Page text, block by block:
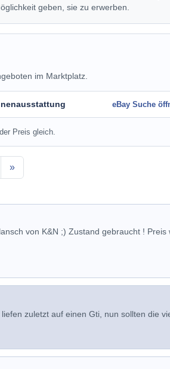
geben, sie zu erwerben.
im Marktplatz.
eBay Suche
Preis gleich.
»
von K&N ;) Zustand gebraucht ! Preis
zuletzt auf einen Gti, nun sollten die